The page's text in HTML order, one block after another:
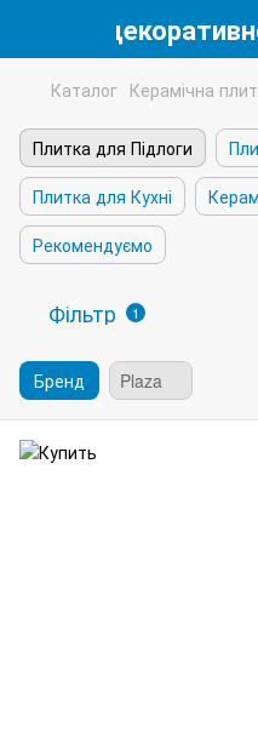
Каталог Керамічна
Плитка для Підлоги
Плитка для Кухні
Рекомендуємо
Фільтр 1
Бренд Plaza